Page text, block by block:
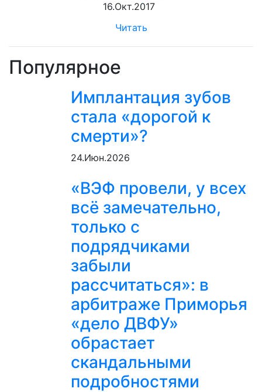
16.Окт.2017
Читать
Популярное
Имплантация зубов
стала «дорогой к
смерти»?
24.Июн.2026
«ВЭФ провели, у всех
всё замечательно,
только с
подрядчиками
забыли
рассчитаться»: в
арбитраже Приморья
«дело ДВФУ»
обрастает
скандальными
подробностями